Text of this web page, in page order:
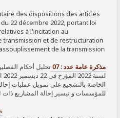
des dispositions des articles
22 décembre 2022, portant loi
à l'incitation au
et de restructuration
de la transmission
مذكرة عامة عدد : 07
الخاصة بالتشجيع على تمويل عمليات إحالة
للمؤسسات و تيسير إحالة المشاريع ذات